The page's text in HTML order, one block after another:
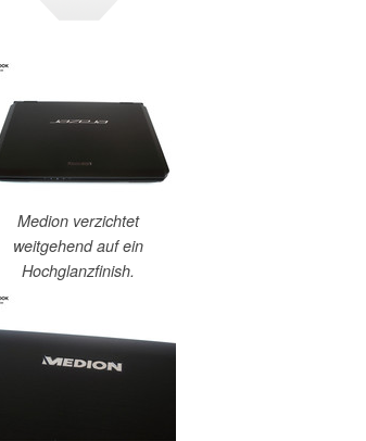
Medion verzichtet
weitgehend auf ein
Hochglanzfinish.